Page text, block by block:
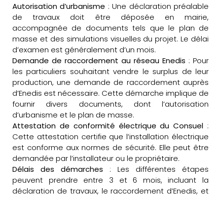
Autorisation d’urbanisme : Une déclaration préalable
de travaux doit être déposée en mairie,
accompagnée de documents tels que le plan de
masse et des simulations visuelles du projet. Le délai
d’examen est généralement d’un mois.
Demande de raccordement au réseau Enedis : Pour
les particuliers souhaitant vendre le surplus de leur
production, une demande de raccordement auprès
d’Enedis est nécessaire. Cette démarche implique de
fournir divers documents, dont l’autorisation
d’urbanisme et le plan de masse.
Attestation de conformité électrique du Consuel :
Cette attestation certifie que l’installation électrique
est conforme aux normes de sécurité. Elle peut être
demandée par l’installateur ou le propriétaire.
Délais des démarches : Les différentes étapes
peuvent prendre entre 3 et 6 mois, incluant la
déclaration de travaux, le raccordement d’Enedis, et